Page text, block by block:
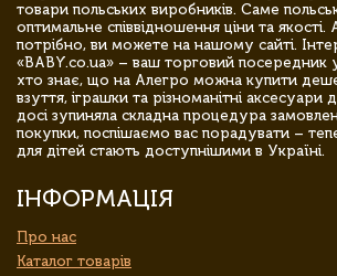
товари польських виробників. Саме
оптимальне співвідношення ціни та
потрібно, ви можете на нашому сайті.
«BABY.co.ua» – ваш торговий посередник
хто знає, що на Алегро можна купити
взуття, іграшки та різноманітні аксесуари
досі зупиняла складна процедура
покупки, поспішаємо вас порадувати –
для дітей стають доступнішими в Україні.
ІНФОРМАЦІЯ
Про нас
Каталог товарів